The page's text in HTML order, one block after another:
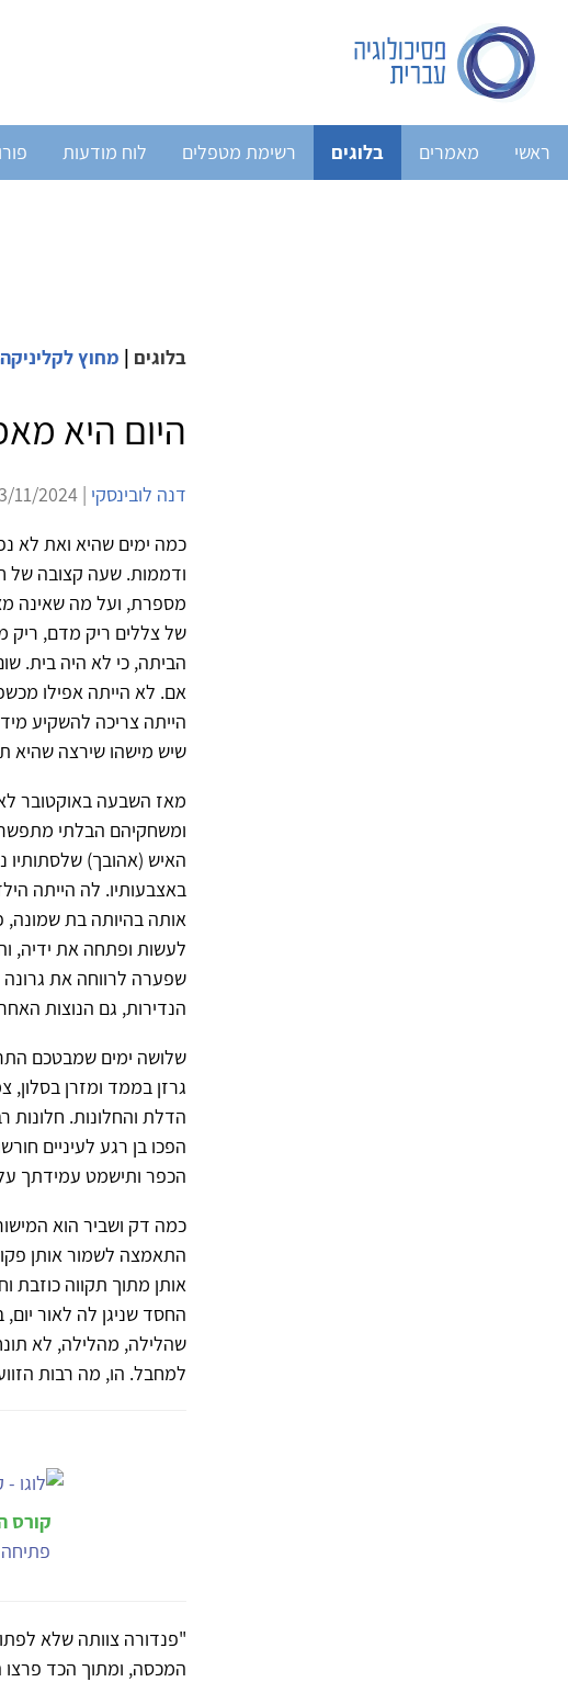
ראשי מאמרים בלוגים רשימת מטפלים לוח מודעות
בלוגים | מחוץ לקליניקה
היום היא
דנה לובינסקי | 23/11/2024 | 1,722 צפיות |
כמה ימים שהיא ואת לא
ודממות. שעה קצובה של
מספרת, ועל מה שאינה
של צללים ריק מדם, ריק
הביתה, כי לא היה בית.
אם. לא הייתה אפילו
הייתה צריכה להשקיע
שיש מישהו שירצה שהיא
מאז השבעה באוקטובר
ומשחקיהם הבלתי
האיש (אהובך) שלסתותיו
באצבעותיו. לה הייתה
אותה בהיותה בת שמונה,
לעשות ופתחה את ידיה,
שפערה לרווחה את
הנדירות, גם הנוצות
שלושה ימים שמבטכם
גרזן בממד ומזרן
הדלת והחלונות. חלונות
הפכו בן רגע לעיניים
הכפר ותישמט עמידתך
כמה דק ושביר הוא
התאמצה לשמור אותן
אותן מתוך תקווה כוזבת
החסד שניגן לה לאור
שהלילה, מהלילה, לא
למחבל. הו, מה רבות
קורס
פתיחה 3.11.26. הקורס מועבר בזום. בימי שלישי 19:30-22:00
"פנדורה צוותה שלא
המכסה, ומתוך הכד פרצו